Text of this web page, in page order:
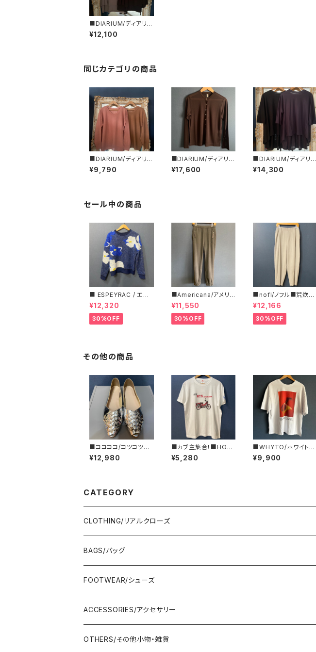
■DIARIUM/ディアリウ
ム■フレアー・タンクトッ
プ■初秋新作！■MAD
¥12,100
同じカテゴリの商品
■DIARIUM/ディアリウ
ム■プロミックス・２WA
Yトップス■初秋新作！
¥9,790
■DIARIUM/ディアリウ
ム■シアー・ストライプ・
カーディガン■初秋新
¥17,600
■DIARIUM/ディアリウ
ム■バックフレアーカッ
トソー■初秋新作！■M
¥14,300
セール中の商品
■ ESPEYRAC / エス
ぺラック ■ フラワーモ
チーフニット■YELLO
W & NAVY■ 超カワイ
イ！
¥12,320
30%OFF
■Americana/アメリカ
ーナ■マイクロフリー
ス・イージーパンツ■
¥11,550
30%OFF
■nofl/ノフル■荒炊き
コール天テーパードパ
ンツ■ゆるっとバルーン
シルエット
¥12,166
30%OFF
その他の商品
■ココココ/コツコツ■
メタルカラー・フラットシ
ューズ■MADE IN JAP
¥12,980
■カブ主集合！■HON
DA カブTシャツ三羽烏
■GIFTにもオススメ
¥5,280
■WHYTO/ホワイト■
２WAYプリントTシャツ
■WHT26HCS4015
¥9,900
CATEGORY
CLOTHING/リアルクローズ
TOPS/トップス
Adonisis/アドニシス
AMERICANA/アメリカーナ
BOTOMS/ボトム
Adonisis/アドニシス
amherst/アムハースト
ONE-PIECE/ワンピース
anana/アナナ
OUTER/アウター
BAGS/バッグ
HAND BAG/ハンドバッグ
mononogu/もののぐ
IMPORT/インポート
SHOULDER BAG/ショルダーバッグ
mononogu/もののぐ
TOTE BAG/トートバッグ
FOOTWEAR/シューズ
PUMPS/パンプス
コツコツ
SANDAL/サンダル
ACCESSORIES/アクセサリー
EARRINGS/イヤリング
OTHERS/その他小物・雑貨